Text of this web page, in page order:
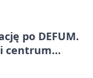
po DEFUM.
centrum